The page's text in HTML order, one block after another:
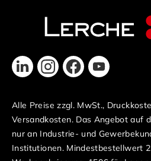
Alle Preise zzgl. MwSt.,
Versandkosten. Das Angebot auf
nur an Industrie- und
Institutionen. Mindestbestellwert